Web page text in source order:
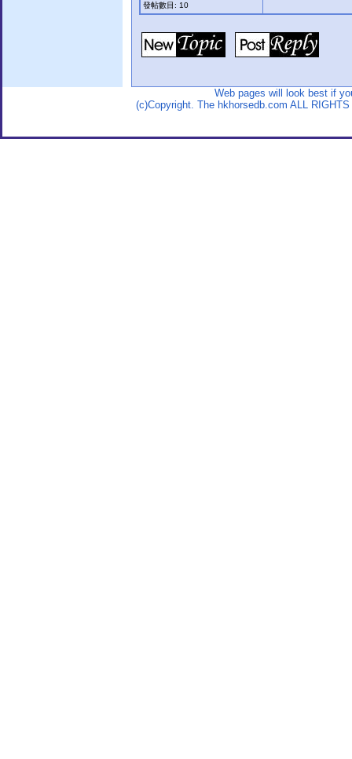
發帖數目: 10
Web pages will look best if
(c)Copyright. The hkhorsedb.com ALL